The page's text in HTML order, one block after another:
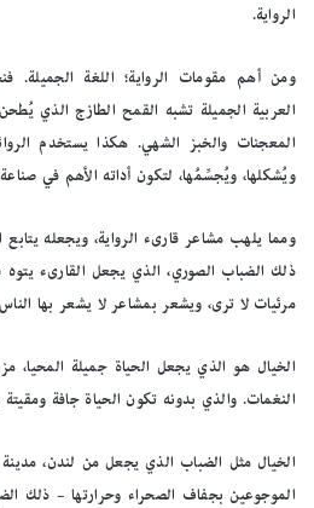
الرواية.
ومن أهم مقومات الرواية؛ اللغة الجميلة.
العربية الجميلة تشبه القمح الطازج الذي
المعجنات والخبز الشهي. هكذا يستخدم
ويُشكلها، ويُجسِّمُها، لتكون أداته الأهم في صناعة
ومما يلهب مشاعر قارىء الرواية، ويجعله
ذلك الضباب الصوري، الذي يجعل القارىء
مرئيات لا ترى، ويشعر بمشاعر لا يشعر بها
الخيال هو الذي يجعل الحياة جميلة المحيا،
النغمات. والذي بدونه تكون الحياة جافة
الخيال مثل الضباب الذي يجعل من لندن، مدينة
الموجوعين بجفاف الصحراء وحرارتها – ذلك